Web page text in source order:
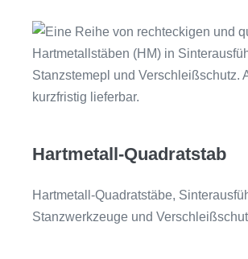
Hartmetall-Quadratstab
Hartmetall-Quadratstäbe,
Stanzwerkzeuge und